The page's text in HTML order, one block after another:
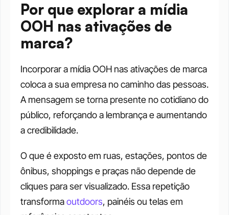
Por que explorar a mídia
OOH nas ativações de
marca?
Incorporar a mídia OOH nas ativações de marca
coloca a sua empresa no caminho das pessoas.
A mensagem se torna presente no cotidiano do
público, reforçando a lembrança e aumentando
a credibilidade.
O que é exposto em ruas, estações, pontos de
ônibus, shoppings e praças não depende de
cliques para ser visualizado. Essa repetição
transforma outdoors, painéis ou telas em